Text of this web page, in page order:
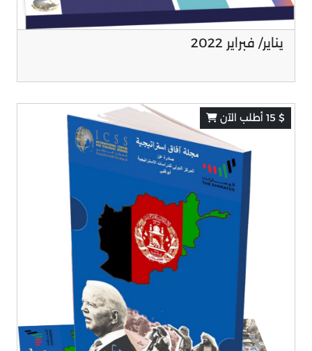
يناير/ فبراير 2022
$ 15 أطلب الآن